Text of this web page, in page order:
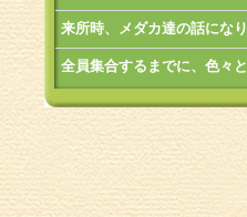
来所時、メダカ達の話になり
全員集合するまでに、色々と